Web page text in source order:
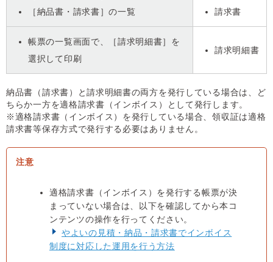
［納品書・請求書］の一覧
請求書
帳票の一覧画面で、［請求明細書］を
選択して印刷
請求明細書
納品書（請求書）と請求明細書の両方を発行している場合は、ど
ちらか一方を適格請求書（インボイス）として発行します。
※適格請求書（インボイス）を発行している場合、領収証は適格
請求書等保存方式で発行する必要はありません。
適格請求書（インボイス）を発行する帳票が決
まっていない場合は、以下を確認してから本コ
ンテンツの操作を行ってください。
やよいの見積・納品・請求書でインボイス
制度に対応した運用を行う方法